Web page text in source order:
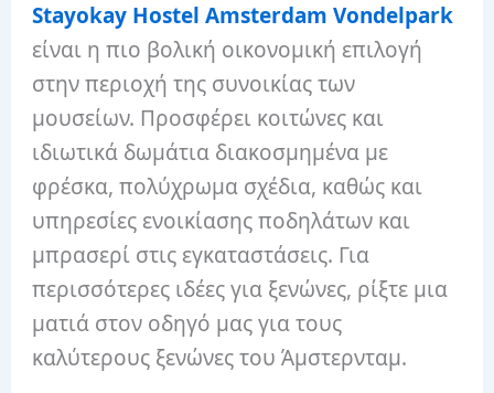
Stayokay Hostel Amsterdam Vondelpark
είναι η πιο βολική οικονομική επιλογή
στην περιοχή της συνοικίας των
μουσείων. Προσφέρει κοιτώνες και
ιδιωτικά δωμάτια διακοσμημένα με
φρέσκα, πολύχρωμα σχέδια, καθώς και
υπηρεσίες ενοικίασης ποδηλάτων και
μπρασερί στις εγκαταστάσεις. Για
περισσότερες ιδέες για ξενώνες, ρίξτε μια
ματιά στον οδηγό μας για τους
καλύτερους ξενώνες του Άμστερνταμ.